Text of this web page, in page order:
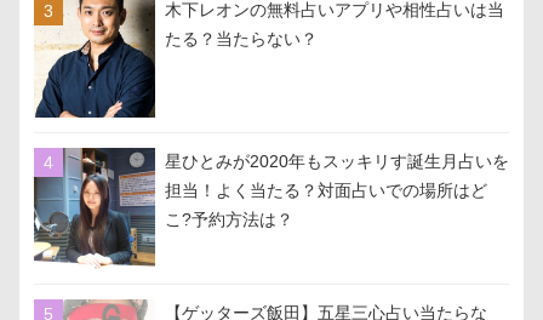
木下レオンの無料占いアプリや相性占いは当
たる？当たらない？
星ひとみが2020年もスッキリす誕生月占いを
担当！よく当たる？対面占いでの場所はど
こ?予約方法は？
【ゲッターズ飯田】五星三心占い当たらな